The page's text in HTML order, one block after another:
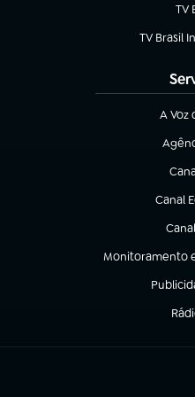
TV
TV Brasil
(abre em
A Voz
(abre
(abre
Canal
(abre
(abre
Monitoramento
(abre em nova
(abre